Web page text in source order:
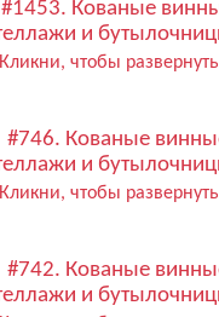
Кликни, чтобы развернуть
Кликни, чтобы развернуть